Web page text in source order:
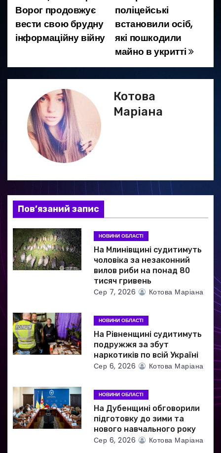
а
в
г
з
а
п
и
с
в
поліцейські
встановили осіб,
які пошкодили
майно в укритті
Ворог продовжує
вести свою брудну
інформаційну війну
Котова
Маріана
Пов’язаний запис
НОВИНИ ОБЛАСТІ
На Млинівщині судитимуть
чоловіка за незаконний
вилов риби на понад 80
тисяч гривень
Сер 7, 2026 Котова Маріана
НОВИНИ ОБЛАСТІ
На Рівненщині судитимуть
подружжя за збут
наркотиків по всій Україні
Сер 6, 2026 Котова Маріана
НОВИНИ ОБЛАСТІ
На Дубенщині обговорили
підготовку до зими та
нового навчального року
Сер 6, 2026 Котова Маріана